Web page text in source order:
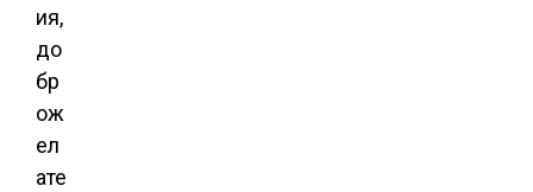
ия,
до
бр
ож
ел
ате